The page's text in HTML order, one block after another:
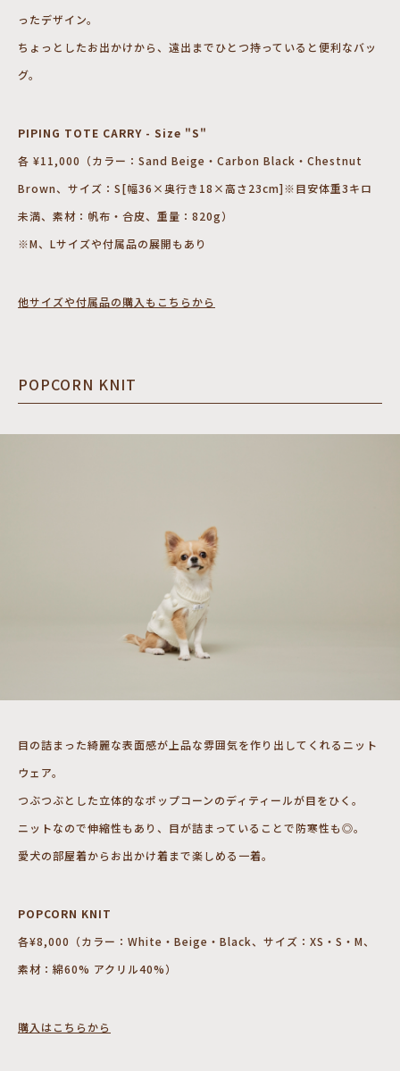
ったデザイン。
ちょっとしたお出かけから、遠出までひとつ持っていると便利なバッ
グ。
PIPING TOTE CARRY - Size "S"
各 ¥11,000（カラー：Sand Beige・Carbon Black・Chestnut
Brown、サイズ：S[幅36×奥行き18×高さ23cm]※目安体重3キロ
未満、素材：帆布・合皮、重量：820g）
※M、Lサイズや付属品の展開もあり
他サイズや付属品の購入もこちらから
POPCORN KNIT
目の詰まった綺麗な表面感が上品な雰囲気を作り出してくれるニット
ウェア。
つぶつぶとした立体的なポップコーンのディティールが目をひく。
ニットなので伸縮性もあり、目が詰まっていることで防寒性も◎。
愛犬の部屋着からお出かけ着まで楽しめる一着。
POPCORN KNIT
各¥8,000（カラー：White・Beige・Black、サイズ：XS・S・M、
素材：綿60% アクリル40%）
購入はこちらから